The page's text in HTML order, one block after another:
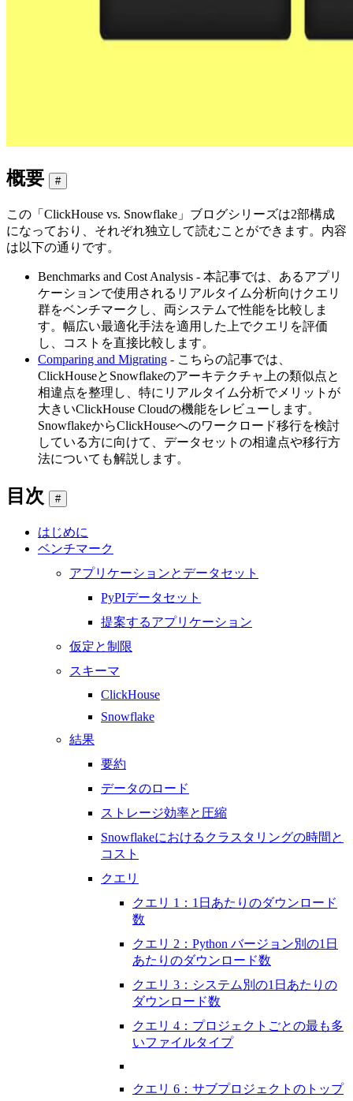
概要 #
この「ClickHouse vs. Snowflake」ブログシリーズは2部構成
になっており、それぞれ独立して読むことができます。内容
は以下の通りです。
Benchmarks and Cost Analysis - 本記事では、あるアプリ
ケーションで使用されるリアルタイム分析向けクエリ
群をベンチマークし、両システムで性能を比較しま
す。幅広い最適化手法を適用した上でクエリを評価
し、コストを直接比較します。
Comparing and Migrating - こちらの記事では、
ClickHouseとSnowflakeのアーキテクチャ上の類似点と
相違点を整理し、特にリアルタイム分析でメリットが
大きいClickHouse Cloudの機能をレビューします。
SnowflakeからClickHouseへのワークロード移行を検討
している方に向けて、データセットの相違点や移行方
法についても解説します。
目次 #
はじめに
ベンチマーク
アプリケーションとデータセット
PyPIデータセット
提案するアプリケーション
仮定と制限
スキーマ
ClickHouse
Snowflake
結果
要約
データのロード
ストレージ効率と圧縮
Snowflakeにおけるクラスタリングの時間と
コスト
クエリ
クエリ 1：1日あたりのダウンロード
数
クエリ 2：Python バージョン別の1日
あたりのダウンロード数
クエリ 3：システム別の1日あたりの
ダウンロード数
クエリ 4：プロジェクトごとの最も多
いファイルタイプ
クエリ 6：サブプロジェクトのトップ